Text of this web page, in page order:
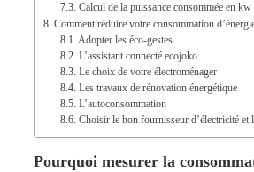
Calcul de la puissance consommée en
Comment réduire votre consommation
Adopter les éco-gestes
L’assistant connecté ecojoko
Le choix de votre électroménager
Les travaux de rénovation énergétique
L’autoconsommation
Choisir le bon fournisseur d’électricité et
Pourquoi mesurer la